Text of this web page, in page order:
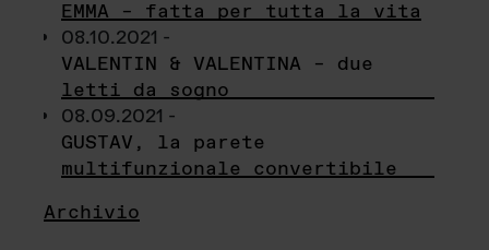
EMMA – fatta per tutta la vita
08.10.2021 -
VALENTIN & VALENTINA – due
letti da sogno
08.09.2021 -
GUSTAV, la parete
multifunzionale convertibile
Archivio